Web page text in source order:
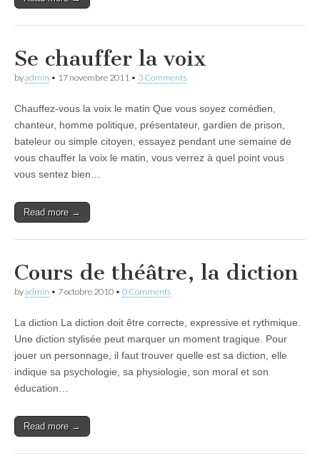
Se chauffer la voix
byadmin • 17 novembre 2011 • 3 Comments
Chauffez-vous la voix le matin Que vous soyez comédien,
chanteur, homme politique, présentateur, gardien de prison,
bateleur ou simple citoyen, essayez pendant une semaine de
vous chauffer la voix le matin, vous verrez à quel point vous
vous sentez bien…
Read more →
Cours de théâtre, la diction
byadmin • 7 octobre 2010 • 0 Comments
La diction La diction doit être correcte, expressive et rythmique.
Une diction stylisée peut marquer un moment tragique. Pour
jouer un personnage, il faut trouver quelle est sa diction, elle
indique sa psychologie, sa physiologie, son moral et son
éducation…
Read more →